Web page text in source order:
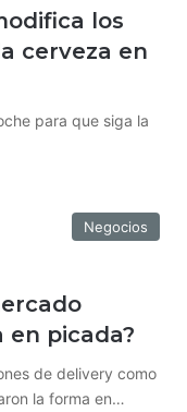
los
cerveza en
para que siga la
Negocios
en picada?
de delivery como
la forma en…